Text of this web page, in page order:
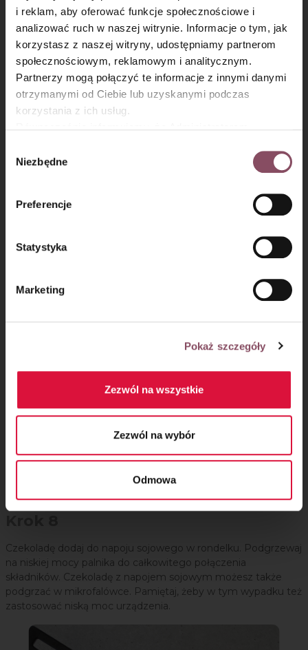
i reklam, aby oferować funkcje społecznościowe i
analizować ruch w naszej witrynie. Informacje o tym, jak
korzystasz z naszej witryny, udostępniamy partnerom
społecznościowym, reklamowym i analitycznym.
Partnerzy mogą połączyć te informacje z innymi danymi
otrzymanymi od Ciebie lub uzyskanymi podczas
korzystania z ich usług.
Gdańsk (80-339) adres: Dickmana 14/15 więcej
informacji o przetwarzaniu danych osobowych oraz
Polityce
prywatności.
zgody
Niezbędne
Preferencje
Statystyka
Marketing
Pokaż szczegóły
Zezwól na wszystkie
Zezwól na wybór
Odmowa
Piecz przez 1,5 godziny. Upieczone ciasto pozostaw do
Wegańska polewa czekoladowa
do ciasta z cukinii:
Czekoladę dodaj do napoju sojowego w rondelku. Podgrzewaj
na niskiej mocy palnika do całkowitego połączenia
składników. Czekoladę z napojem sojowym możesz także
podgrzać w mikrofalówce. Pamiętaj, żeby w tym wypadku też
zastosować niską moc urządzenia.
×